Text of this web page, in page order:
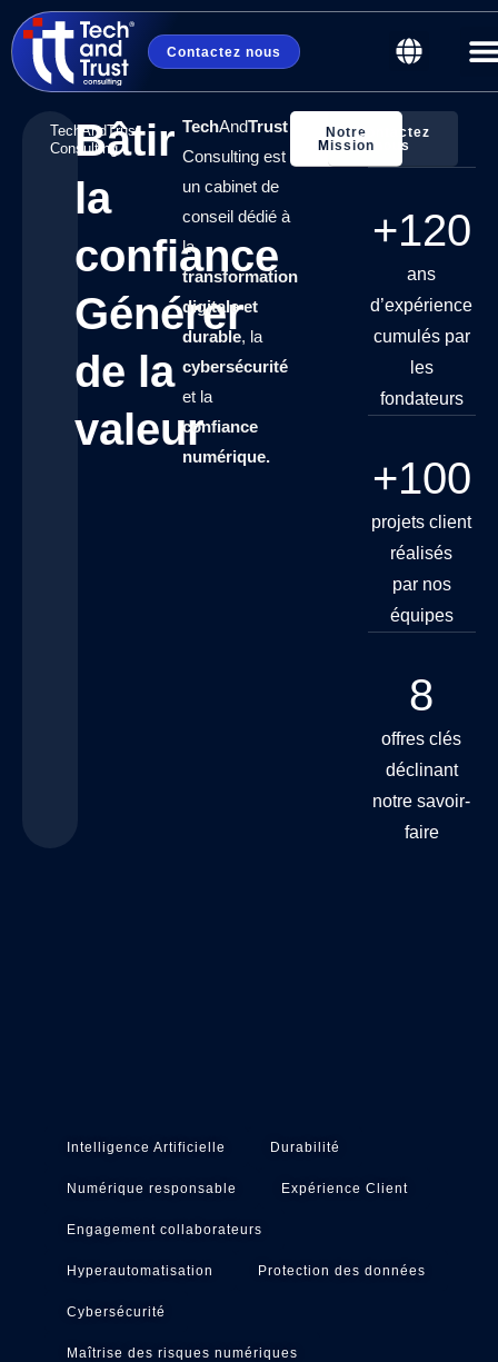
Contactez nous
TechAndTrust
Consulting
Bâtir
la
confiance
Générer
de la
valeur
TechAndTrust
Consulting est
un cabinet de
conseil dédié à
la
transformation
digitale et
durable, la
cybersécurité
et la
confiance
numérique.
Notre
Mission
Contactez
nous
ans
d’expérience
cumulés par
les
fondateurs
+120
projets client
réalisés
par nos
équipes
+100
offres clés
déclinant
notre savoir-
faire
8
Intelligence Artificielle Durabilité
Numérique responsable Expérience Client
Engagement collaborateurs
Hyperautomatisation Protection des données
Cybersécurité
Maîtrise des risques numériques